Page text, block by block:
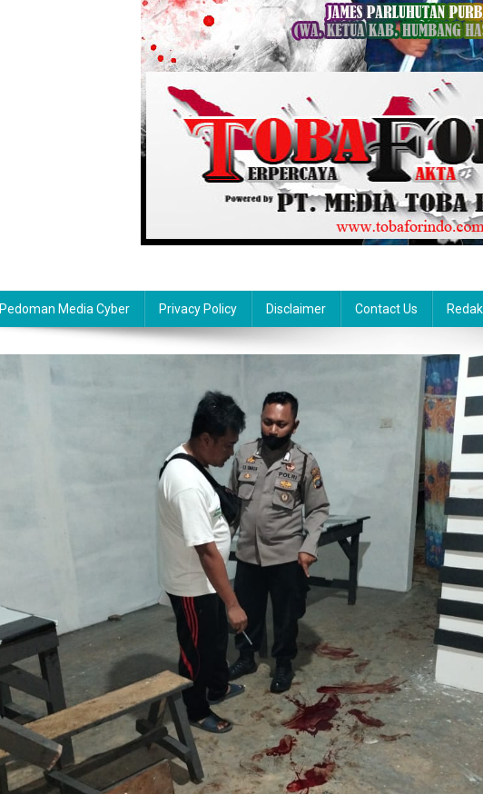
Pedoman Media Cyber Privacy Policy Disclaimer Contact Us